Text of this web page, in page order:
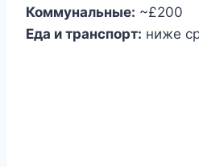
Коммунальные: ~£200
Еда и транспорт: ниже